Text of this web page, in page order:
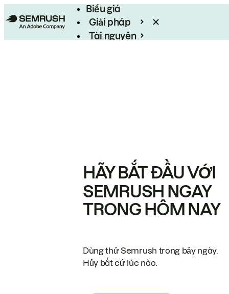
Biểu giá
Giải pháp
Tài nguyên
HÃY BẮT ĐẦU VỚI
SEMRUSH NGAY
TRONG HÔM NAY
Dùng thử Semrush trong bảy ngày.
Hủy bất cứ lúc nào.